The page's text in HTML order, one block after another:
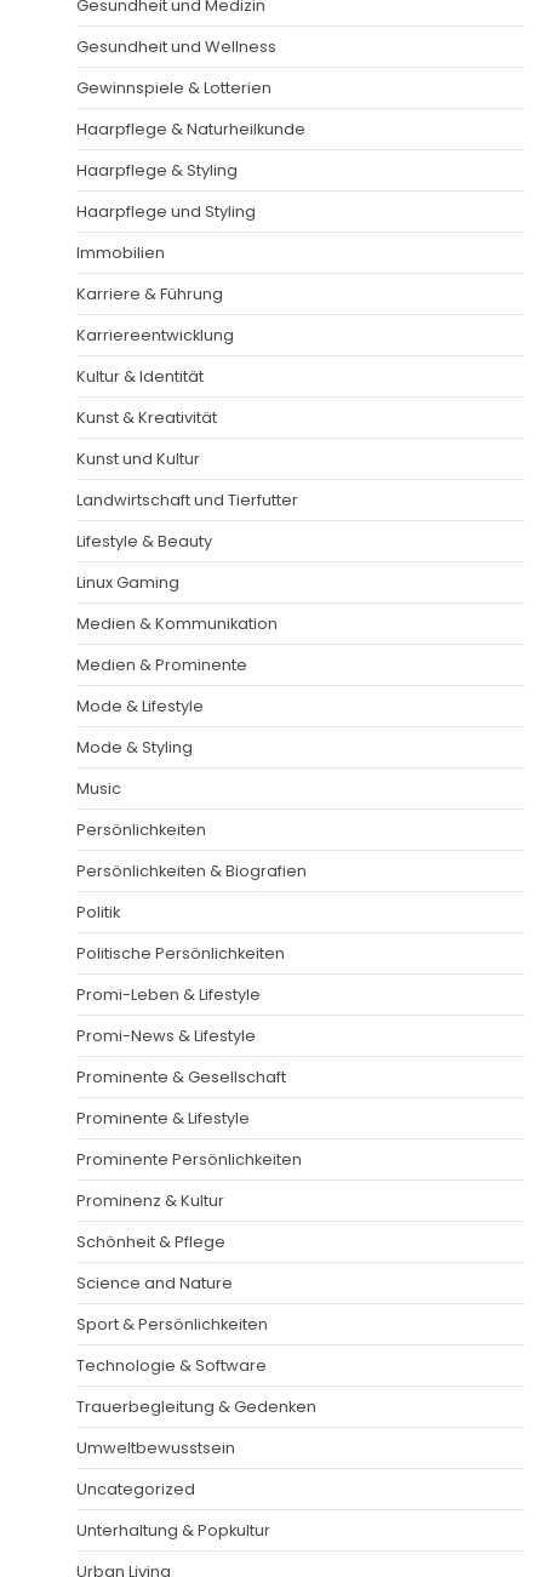
Gesundheit und Medizin
Gesundheit und Wellness
Gewinnspiele & Lotterien
Haarpflege & Naturheilkunde
Haarpflege & Styling
Haarpflege und Styling
Immobilien
Karriere & Führung
Karriereentwicklung
Kultur & Identität
Kunst & Kreativität
Kunst und Kultur
Landwirtschaft und Tierfutter
Lifestyle & Beauty
Linux Gaming
Medien & Kommunikation
Medien & Prominente
Mode & Lifestyle
Mode & Styling
Music
Persönlichkeiten
Persönlichkeiten & Biografien
Politik
Politische Persönlichkeiten
Promi-Leben & Lifestyle
Promi-News & Lifestyle
Prominente & Gesellschaft
Prominente & Lifestyle
Prominente Persönlichkeiten
Prominenz & Kultur
Schönheit & Pflege
Science and Nature
Sport & Persönlichkeiten
Technologie & Software
Trauerbegleitung & Gedenken
Umweltbewusstsein
Uncategorized
Unterhaltung & Popkultur
Urban Living